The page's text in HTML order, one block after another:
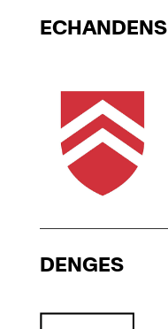
ECHANDENS
DENGES